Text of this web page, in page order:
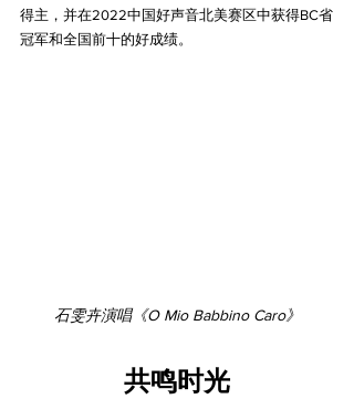
得主，并在2022中国好声音北美赛区中获得BC省
冠军和全国前十的好成绩。
石雯卉演唱《O Mio Babbino Caro》
共鸣时光